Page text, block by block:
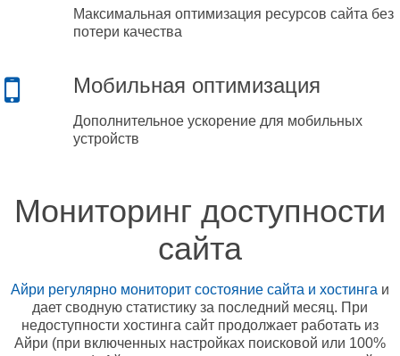
Максимальная оптимизация ресурсов сайта без
потери качества
Мобильная оптимизация
Дополнительное ускорение для мобильных
устройств
Мониторинг доступности
сайта
Айри регулярно мониторит состояние сайта и хостинга и
дает сводную статистику за последний месяц. При
недоступности хостинга сайт продолжает работать из
Айри (при включенных настройках поисковой или 100%